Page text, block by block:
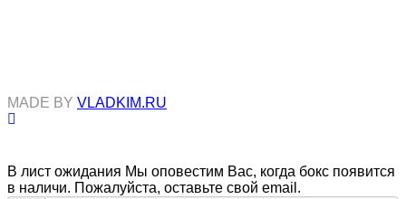
MADE BY VLADKIM.RU
В лист ожидания Мы оповестим Вас, когда бокс появится
в наличи. Пожалуйста, оставьте свой email.